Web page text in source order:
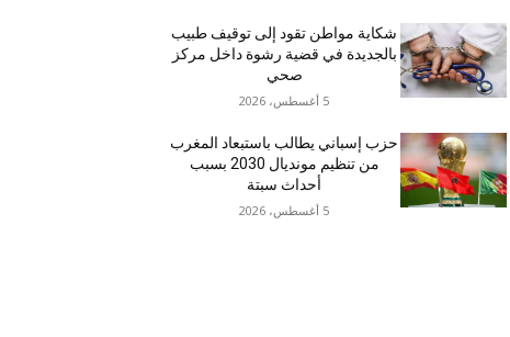
شكاية مواطن تقود إلى توقيف طبيب
بالجديدة في قضية رشوة داخل مركز
صحي
5 أغسطس، 2026
حزب إسباني يطالب باستبعاد المغرب
من تنظيم مونديال 2030 بسبب
أحداث سبتة
5 أغسطس، 2026